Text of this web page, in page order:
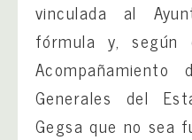
vinculada al
fórmula y, según
Acompañamiento
Generales del
Gegsa que no sea